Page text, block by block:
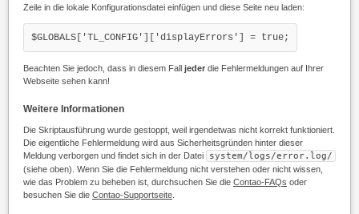
Zeile in die lokale Konfigurationsdatei einfügen und diese Seite neu laden:
$GLOBALS['TL_CONFIG']['displayErrors'] = true;
Beachten Sie jedoch, dass in diesem Fall jeder die Fehlermeldungen auf Ihrer
Webseite sehen kann!
Weitere Informationen
Die Skriptausführung wurde gestoppt, weil irgendetwas nicht korrekt funktioniert.
Die eigentliche Fehlermeldung wird aus Sicherheitsgründen hinter dieser
Meldung verborgen und findet sich in der Datei
system/logs/error.log/
(siehe oben). Wenn Sie die Fehlermeldung nicht verstehen oder nicht wissen,
wie das Problem zu beheben ist, durchsuchen Sie die Contao-FAQs oder
besuchen Sie die Contao-Supportseite